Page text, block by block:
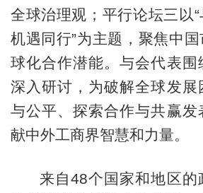
全球治理观；平行论坛三以
机遇同行”为主题，聚焦中
球化合作潜能。与会代表围
深入研讨，为破解全球发展
与公平、探索合作与共赢发
献中外工商界智慧和力量。
来自48个国家和地区的